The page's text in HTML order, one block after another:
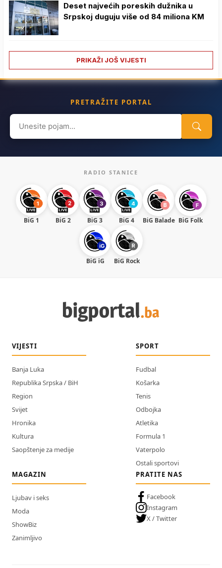
Deset najvećih poreskih dužnika u
Srpskoj duguju više od 84 miliona KM
PRIKAŽI JOŠ VIJESTI
PRETRAŽITE PORTAL
Search
for:
RADIO STANICE
BiG 1 BiG 2 BiG 3 BiG 4 BiG Balade BiG Folk
BiG iG BiG Rock
VIJESTI
Banja Luka
Republika Srpska / BiH
Region
Svijet
Hronika
Kultura
Saopštenje za medije
SPORT
Fudbal
Košarka
Tenis
Odbojka
Atletika
Formula 1
Vaterpolo
Ostali sportovi
MAGAZIN
Ljubav i seks
Moda
ShowBiz
Zanimljivo
PRATITE NAS
Facebook
Instagram
X / Twitter